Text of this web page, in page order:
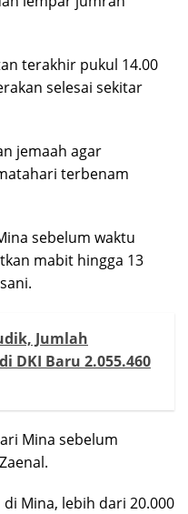
terakhir pukul 14.00
selesai sekitar
jemaah agar
terbenam
sebelum waktu
mabit hingga 13
Jumlah
DKI Baru 2.055.460
Mina sebelum
Mina, lebih dari 20.000